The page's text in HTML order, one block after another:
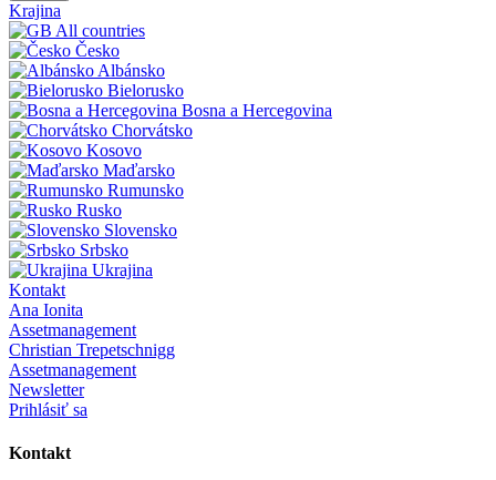
Krajina
All countries
Česko
Albánsko
Bielorusko
Bosna a Hercegovina
Chorvátsko
Kosovo
Maďarsko
Rumunsko
Rusko
Slovensko
Srbsko
Ukrajina
Kontakt
Ana Ionita
Assetmanagement
Christian Trepetschnigg
Assetmanagement
Newsletter
Prihlásiť sa
Kontakt